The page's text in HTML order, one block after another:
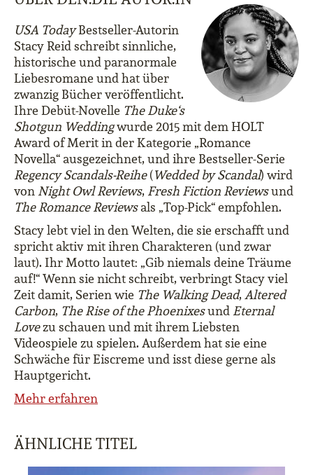
USA TodayBestseller-Autorin
Stacy Reid schreibt sinnliche,
historische und paranormale
Liebesromane und hat über
zwanzig Bücher veröffentlicht.
Ihre Debüt-Novelle The Duke‘s
Shotgun Weddingwurde 2015 mit dem HOLT
Award of Merit in der Kategorie „Romance
Novella“ ausgezeichnet, und ihre Bestseller-Serie
Regency Scandals-Reihe(Wedded by Scandal) wird
von Night Owl Reviews, Fresh Fiction Reviewsund
The Romance Reviewsals „Top-Pick“ empfohlen.
Stacy lebt viel in den Welten, die sie erschafft und
spricht aktiv mit ihren Charakteren (und zwar
laut). Ihr Motto lautet: „Gib niemals deine Träume
auf!“ Wenn sie nicht schreibt, verbringt Stacy viel
Zeit damit, Serien wie The Walking Dead,Altered
Carbon, The Rise of the Phoenixesund Eternal
Lovezu schauen und mit ihrem Liebsten
Videospiele zu spielen. Außerdem hat sie eine
Schwäche für Eiscreme und isst diese gerne als
Hauptgericht.
Mehr erfahren
ÄHNLICHE TITEL